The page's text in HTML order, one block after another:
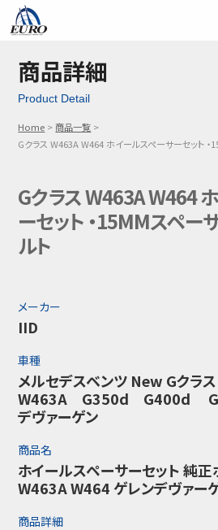
ご利用方法
メール問い合わせ
03-5674-7742
商品詳細
Product Detail
Home
商品一覧
Gクラス W463A W464 ホイールスペーサーセット ・
Gクラス W463A W464
ーセット ・15MMスペー
ルト
メーカー
IID
車種
メルセデスベンツ New Gクラ
W463A G350d G400d
デヴァーゲン
商品名
ホイールスペーサーセット 純
W463A W464 ゲレンデヴァー
商品詳細